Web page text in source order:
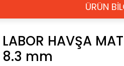
ÜRÜN
LABOR HAVŞA
8.3 mm